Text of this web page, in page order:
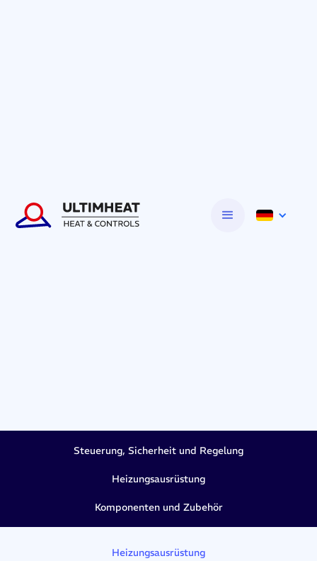
Steuerung, Sicherheit und Regelung
Heizungsausrüstung
Komponenten und Zubehör
Heizungsausrüstung